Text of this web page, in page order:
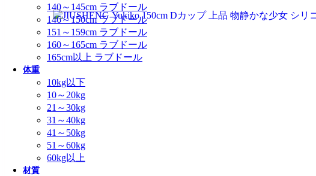
140～145cm ラブドール
146～150cm ラブドール
151～159cm ラブドール
160～165cm ラブドール
165cm以上 ラブドール
体重
10kg以下
10～20kg
21～30kg
31～40kg
41～50kg
51～60kg
60kg以上
材質